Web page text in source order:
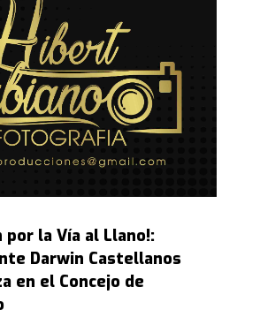
por la Vía al Llano!:
Darwin Castellanos
en el Concejo de